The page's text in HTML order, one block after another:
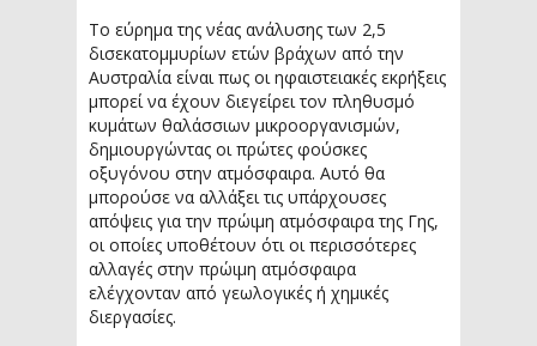
Το εύρημα της νέας ανάλυσης των 2,5
δισεκατομμυρίων ετών βράχων από την
Αυστραλία είναι πως οι ηφαιστειακές εκρήξεις
μπορεί να έχουν διεγείρει τον πληθυσμό
κυμάτων θαλάσσιων μικροοργανισμών,
δημιουργώντας οι πρώτες φούσκες
οξυγόνου στην ατμόσφαιρα. Αυτό θα
μπορούσε να αλλάξει τις υπάρχουσες
απόψεις για την πρώιμη ατμόσφαιρα της Γης,
οι οποίες υποθέτουν ότι οι περισσότερες
αλλαγές στην πρώιμη ατμόσφαιρα
ελέγχονταν από γεωλογικές ή χημικές
διεργασίες.